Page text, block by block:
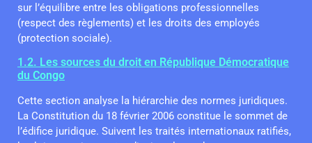
sur l’équilibre entre les obligations professionnelles
(respect des règlements) et les droits des employés
(protection sociale).
1.2. Les sources du droit en République Démocratique
du Congo
Cette section analyse la hiérarchie des normes juridiques.
La Constitution du 18 février 2006 constitue le sommet de
l’édifice juridique. Suivent les traités internationaux ratifiés,